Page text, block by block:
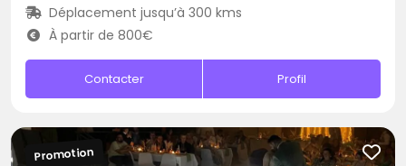
Déplacement jusqu’à 300 kms
À partir de 800€
Contacter Profil
Promotion